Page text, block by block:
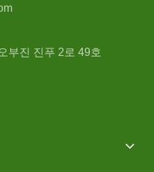
부진 진푸 2로 49호